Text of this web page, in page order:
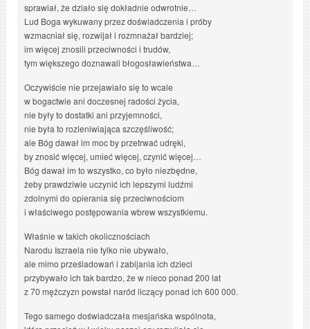
sprawiał, że działo się dokładnie odwrotnie…
Lud Boga wykuwany przez doświadczenia i próby
wzmacniał się, rozwijał i rozmnażał bardziej;
im więcej znosili przeciwności i trudów,
tym większego doznawali błogosławieństwa…
Oczywiście nie przejawiało się to wcale
w bogactwie ani doczesnej radości życia,
nie były to dostatki ani przyjemności,
nie była to rozleniwiająca szczęśliwość;
ale Bóg dawał im moc by przetrwać udręki,
by znosić więcej, umieć więcej, czynić więcej…
Bóg dawał im to wszystko, co było niezbędne,
żeby prawdziwie uczynić ich lepszymi ludźmi
zdolnymi do opierania się przeciwnościom
i właściwego postępowania wbrew wszystkiemu.
Właśnie w takich okolicznościach
Narodu Iszraela nie tylko nie ubywało,
ale mimo prześladowań i zabijania ich dzieci
przybywało ich tak bardzo, że w nieco ponad 200 lat
z 70 mężczyzn powstał naród liczący ponad ich 600 000.
Tego samego doświadczała mesjańska wspólnota,